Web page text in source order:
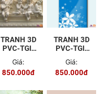
TRANH 3D
PVC-TGI-
YD-P97
Giá:
850.000đ
TRANH 3D
PVC-TGI-
YS-P004
Giá:
850.000đ